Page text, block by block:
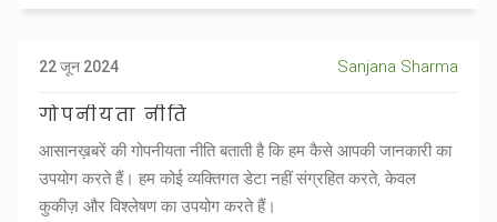
22 जून 2024 Sanjana Sharma
गोपनीयता नीति
आसानख़बरें की गोपनीयता नीति बताती है कि हम कैसे आपकी जानकारी का
उपयोग करते हैं। हम कोई व्यक्तिगत डेटा नहीं संग्रहित करते, केवल
कुकीज़ और विश्लेषण का उपयोग करते हैं।